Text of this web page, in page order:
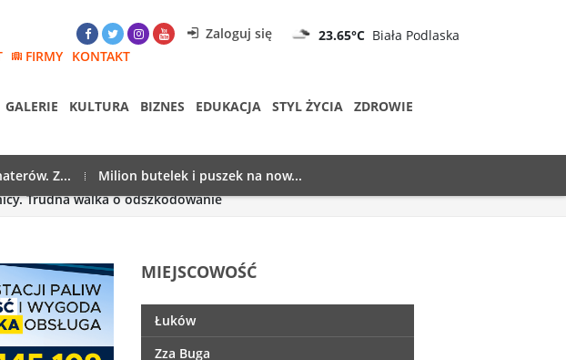
Zaloguj się 23.65°C Biała Podlaska
FIRMY KONTAKT
GALERIE KULTURA BIZNES EDUKACJA STYL ŻYCIA
ZDROWIE
Z...
Milion butelek i puszek na now...
Trudna walka o odszkodowanie
MIEJSCOWOŚĆ
Łuków
Zza Buga